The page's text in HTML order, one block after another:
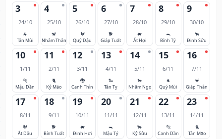
3
24/10
🐐
Tân Mùi
4
25/10
🐒
Nhâm Thân
5
26/10
🐓
Quý Dậu
6
27/10
🐕
Giáp Tuất
7
28/10
🐖
Ất Hợi
8
29/10
🐀
Bính Tý
9
30/10
🐂
Đinh Sửu
10
1/11
🐅
Mậu Dần
11
2/11
🐈
Kỷ Mão
12
3/11
🐉
Canh Thìn
13
4/11
🐍
Tân Tỵ
14
5/11
🐎
Nhâm Ngọ
15
6/11
🐐
Quý Mùi
16
7/11
🐒
Giáp Thân
17
8/11
🐓
Ất Dậu
18
9/11
🐕
Bính Tuất
19
10/11
🐖
Đinh Hợi
20
11/11
🐀
Mậu Tý
21
12/11
🐂
Kỷ Sửu
22
13/11
🐅
Canh Dần
23
14/11
🐈
Tân Mão